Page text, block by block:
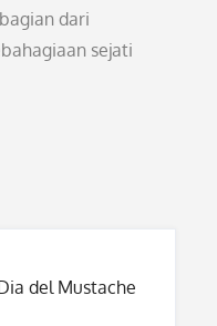
dari
sejati
del Mustache